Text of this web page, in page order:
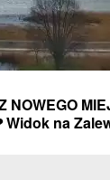
NOWEGO
na